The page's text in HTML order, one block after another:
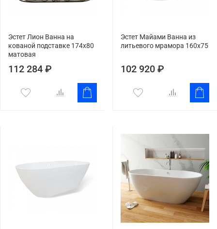
Эстет Лион Ванна на
кованой подставке 174x80
матовая
112 284 ₽
Эстет Майами Ванна из
литьевого мрамора 160x75
102 920 ₽